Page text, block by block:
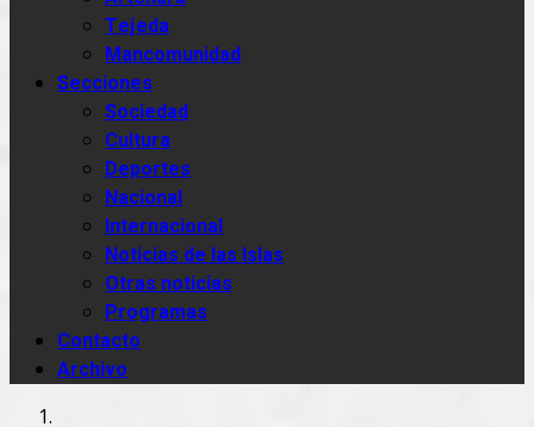
Tejeda
Mancomunidad
Secciones
Sociedad
Cultura
Deportes
Nacional
Internacional
Noticias de las Islas
Otras noticias
Programas
Contacto
Archivo